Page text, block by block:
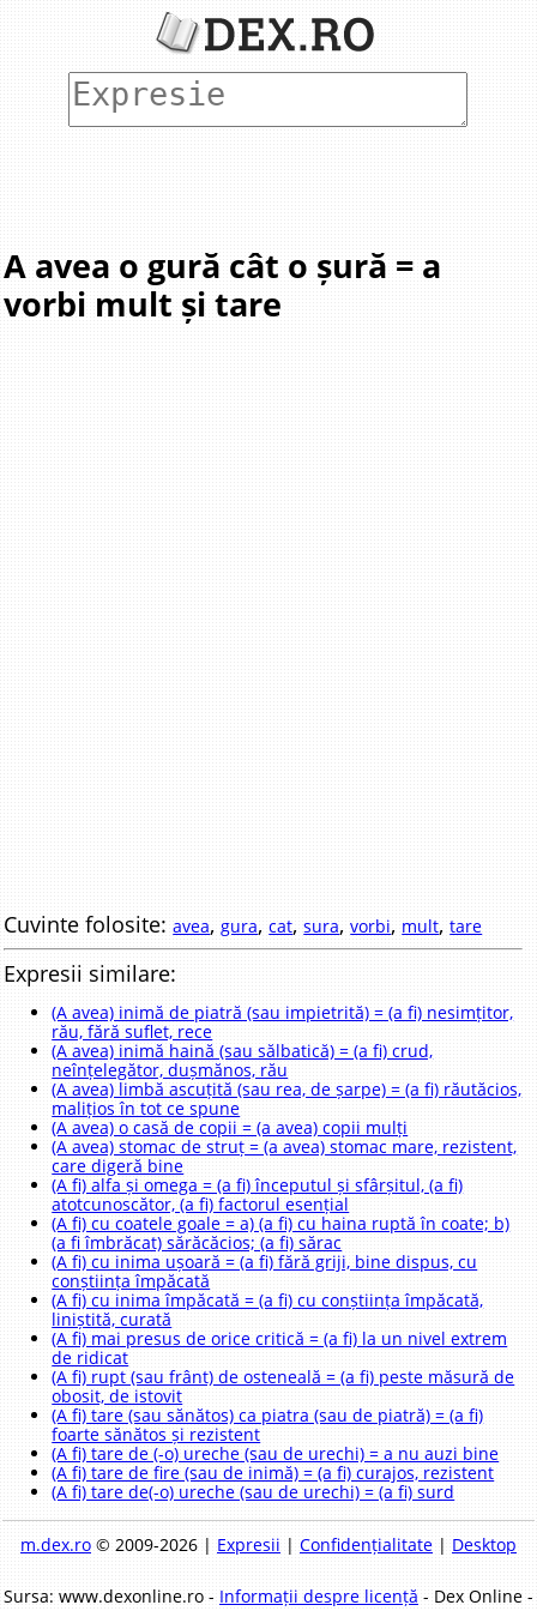
A avea o gură cât o șură = a
vorbi mult și tare
Cuvinte folosite:avea,gura,cat,sura,vorbi, mult,tare
Expresii similare:
(A avea) inimă de piatră (sau impietrită) = (a fi) nesimțitor,
rău, fără suflet, rece
(A avea) inimă haină (sau sălbatică) = (a fi) crud,
neînțelegător, dușmănos, rău
(A avea) limbă ascuțită (sau rea, de șarpe) = (a fi) răutăcios,
malițios în tot ce spune
(A avea) o casă de copii = (a avea) copii mulți
(A avea) stomac de struț = (a avea) stomac mare, rezistent,
care digeră bine
(A fi) alfa și omega = (a fi) începutul și sfârșitul, (a fi)
atotcunoscător, (a fi) factorul esențial
(A fi) cu coatele goale = a) (a fi) cu haina ruptă în coate; b)
(a fi îmbrăcat) sărăcăcios; (a fi) sărac
(A fi) cu inima ușoară = (a fi) fără griji, bine dispus, cu
conștiința împăcată
(A fi) cu inima împăcată = (a fi) cu conștiința împăcată,
liniștită, curată
(A fi) mai presus de orice critică = (a fi) la un nivel extrem
de ridicat
(A fi) rupt (sau frânt) de osteneală = (a fi) peste măsură de
obosit, de istovit
(A fi) tare (sau sănătos) ca piatra (sau de piatră) = (a fi)
foarte sănătos și rezistent
(A fi) tare de (-o) ureche (sau de urechi) = a nu auzi bine
(A fi) tare de fire (sau de inimă) = (a fi) curajos, rezistent
(A fi) tare de(-o) ureche (sau de urechi) = (a fi) surd
m.dex.ro© 2009-2026 | Expresii | Confidențialitate| Desktop
Sursa: www.dexonline.ro - Informații despre licență - Dex Online -